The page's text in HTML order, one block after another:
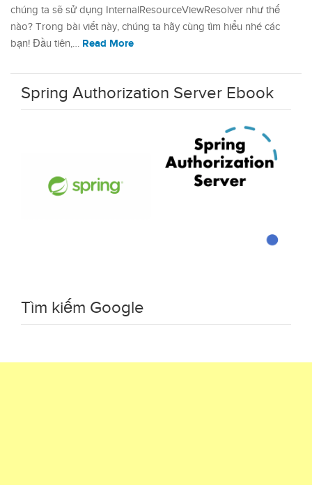
chúng ta sẽ sử dụng InternalResourceViewResolver như thế
nào? Trong bài viết này, chúng ta hãy cùng tìm hiểu nhé các
bạn! Đầu tiên,… Read More
Spring Authorization Server Ebook
Tìm kiếm Google